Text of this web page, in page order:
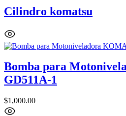
Cilindro komatsu
Bomba para
GD511A-1
$1,000.00